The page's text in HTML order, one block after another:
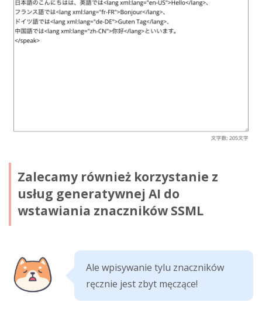
Zalecamy również korzystanie z
usług generatywnej AI do
wstawiania znaczników SSML
Ale wpisywanie tylu znaczników
ręcznie jest zbyt męczące!